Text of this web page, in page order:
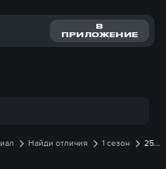
В
ПРИЛОЖЕНИЕ
Найди отличия 1 сезон
25